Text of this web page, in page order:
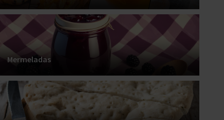
Mermeladas